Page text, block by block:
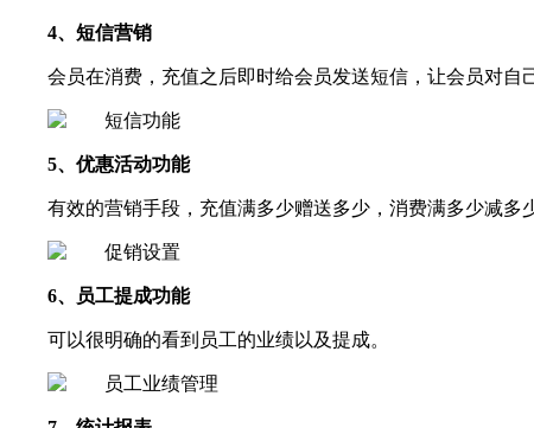
4、短信营销
会员在消费，充值之后即时给会员发送短信，让会员对自
5、优惠活动功能
有效的营销手段，充值满多少赠送多少，消费满多少减多
6、员工提成功能
可以很明确的看到员工的业绩以及提成。